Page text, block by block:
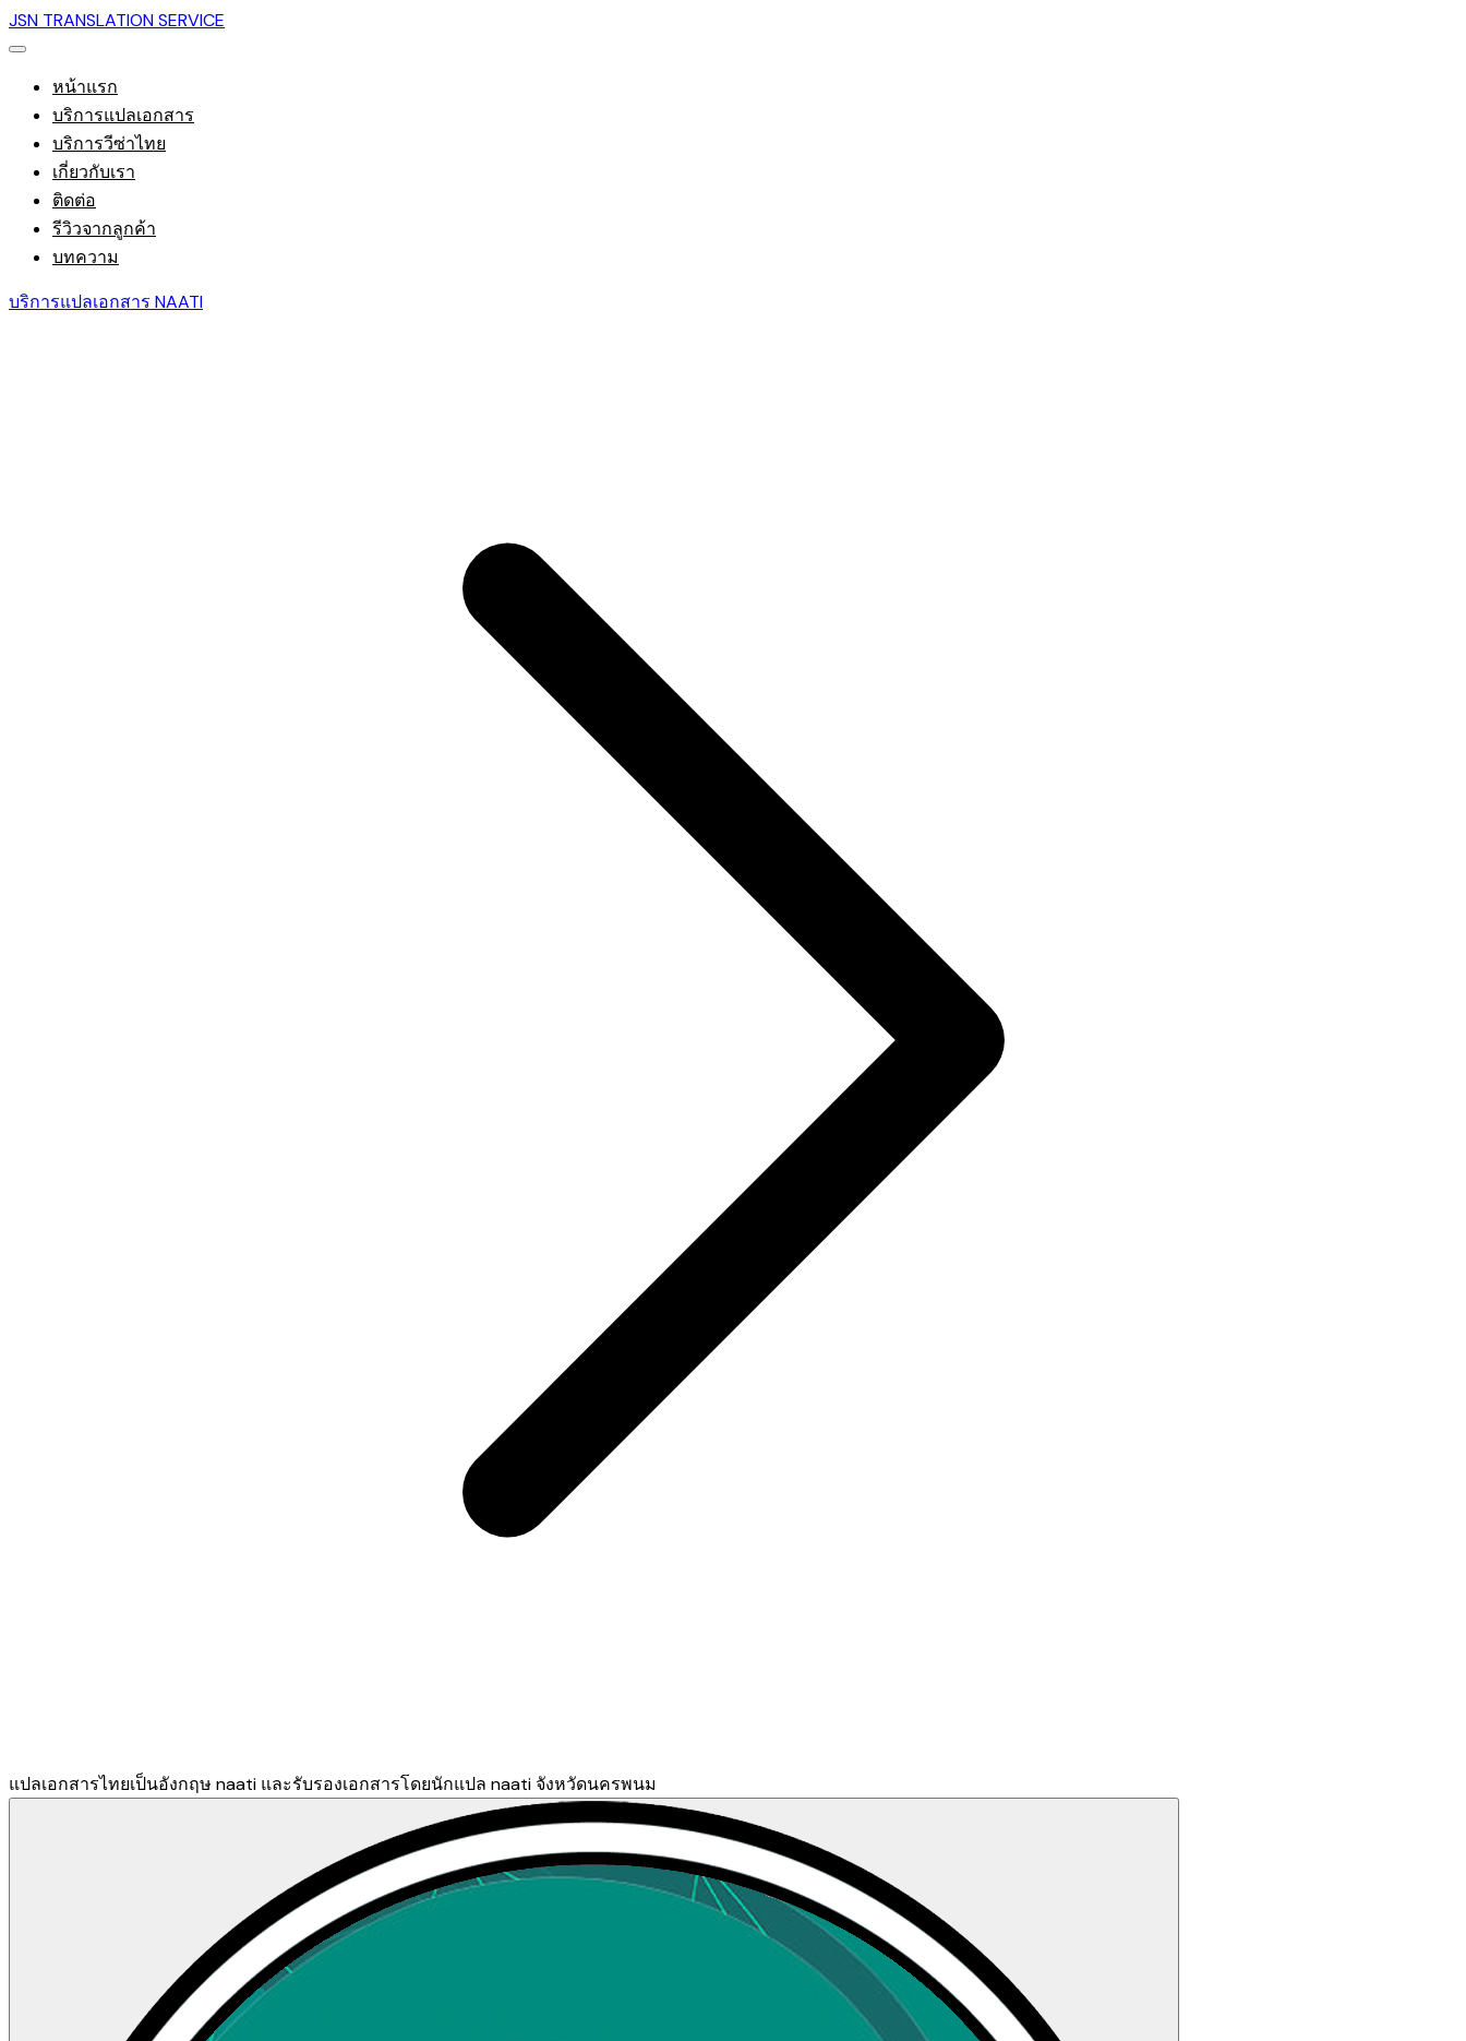
JSN TRANSLATION SERVICE
หน้าแรก
บริการแปลเอกสาร
บริการวีซ่าไทย
เกี่ยวกับเรา
ติดต่อ
รีวิวจากลูกค้า
บทความ
บริการแปลเอกสาร NAATI
แปลเอกสารไทยเป็นอังกฤษ naati และรับรองเอกสารโดยนักแปล naati จังหวัดนครพนม